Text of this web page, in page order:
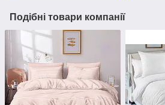
Подібні товари компанії